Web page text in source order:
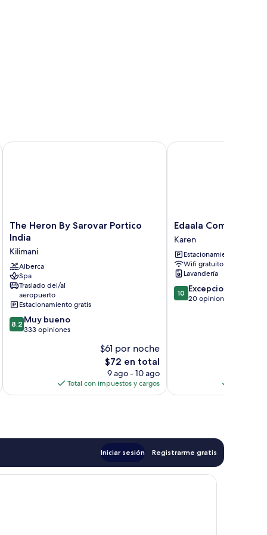
The
Heron
Sarovar
Portico
India
Kilimani
The Heron By Sarovar Portico
India
Kilimani
Alberca
Spa
Traslado del/al
aeropuerto
Estacionamiento gratis
8.2
de
8.2 Muy bueno
333 opiniones
$61 por noche
El
precio
actual
es
$72 en total
9 ago - 10 ago
Total con impuestos y cargos
The Heron By Sarovar Portico India
Edaala
Comfort
Karen
Edaala Comfort
Karen
Estacionamiento gratis
Wifi gratuito
Lavandería
10.0
de
10 Excepcional
20 opiniones
Edaala Comfort
Iniciar sesión Registrarme gratis